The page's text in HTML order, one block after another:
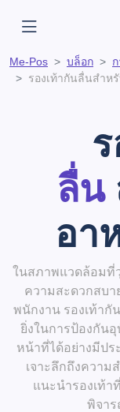
Me-Pos บล็อก
รองเท้ากันลื่นสำห
ลื่น
อา
ในสภาพแวดล้อมที่
ความสะดวกสบา
พนักงาน รองเท้า
ยิ่งในการป้องกัน
หน้าที่ได้อย่างมีป
เจาะลึกถึงควา
แนะนำรองเท้
พิจาร